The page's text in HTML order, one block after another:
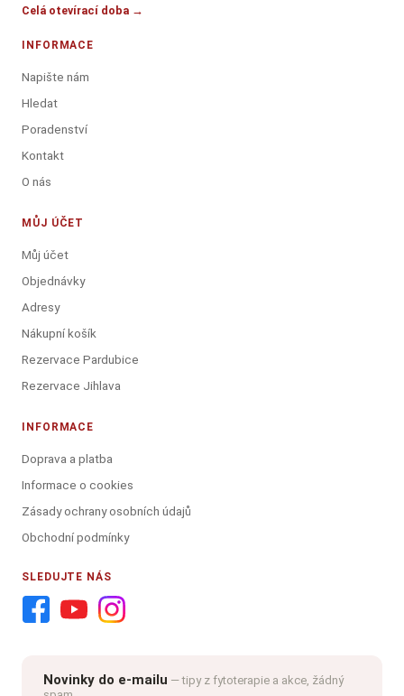
Celá otevírací doba →
INFORMACE
Napište nám
Hledat
Poradenství
Kontakt
O nás
MŮJ ÚČET
Můj účet
Objednávky
Adresy
Nákupní košík
Rezervace Pardubice
Rezervace Jihlava
INFORMACE
Doprava a platba
Informace o cookies
Zásady ochrany osobních údajů
Obchodní podmínky
SLEDUJTE NÁS
Novinky do e-mailu — tipy z fytoterapie a akce, žádný